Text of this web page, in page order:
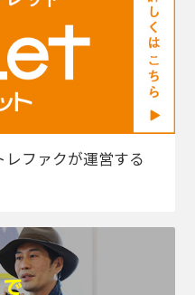
レファクが運営する